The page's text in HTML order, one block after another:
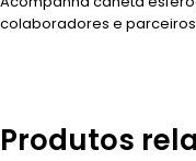
colaboradores e
Produtos